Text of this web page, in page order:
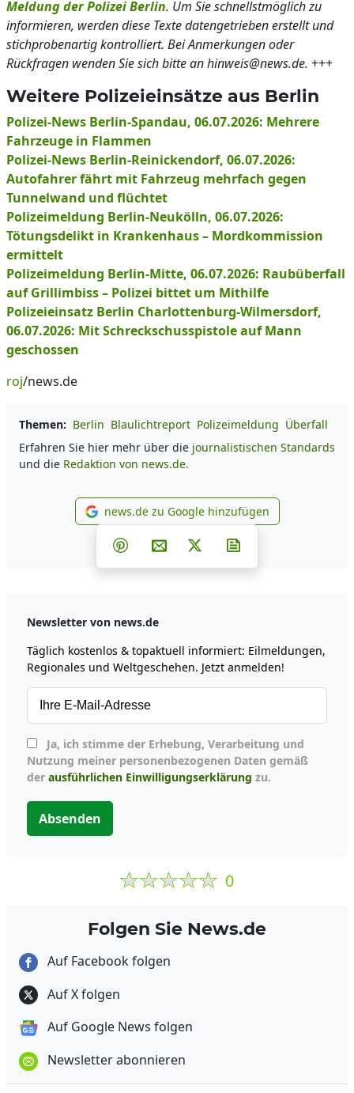
Meldung der Polizei Berlin. Um Sie schnellstmöglich zu
informieren, werden diese Texte datengetrieben erstellt und
stichprobenartig kontrolliert. Bei Anmerkungen oder
Rückfragen wenden Sie sich bitte an hinweis@news.de. +++
Weitere Polizeieinsätze aus Berlin
Polizei-News Berlin-Spandau, 06.07.2026: Mehrere
Fahrzeuge in Flammen
Polizei-News Berlin-Reinickendorf, 06.07.2026:
Autofahrer fährt mit Fahrzeug mehrfach gegen
Tunnelwand und flüchtet
Polizeimeldung Berlin-Neukölln, 06.07.2026:
Tötungsdelikt in Krankenhaus – Mordkommission
ermittelt
Polizeimeldung Berlin-Mitte, 06.07.2026: Raubüberfall
auf Grillimbiss – Polizei bittet um Mithilfe
Polizeieinsatz Berlin Charlottenburg-Wilmersdorf,
06.07.2026: Mit Schreckschusspistole auf Mann
geschossen
roj/news.de
Themen: Berlin Blaulichtreport Polizeimeldung Überfall
Erfahren Sie hier mehr über die journalistischen Standards
und die Redaktion von news.de.
news.de zu Google
news.de zu Google hinzufügen
Teilen auf Facebook
Teilen auf Whatsapp
Teilen auf Telegram
Teilen auf Pinterest
Per E-Mail teilen
Post auf X
Newsletter von news.de
Täglich kostenlos & topaktuell informiert: Eilmeldungen,
Regionales und Weltgeschehen. Jetzt anmelden!
Nutzung meiner personenbezogenen Daten gemäß
der ausführlichen Einwilligungserklärung zu.
Absenden
0
Folgen Sie News.de
Auf Facebook folgen
Auf X folgen
Auf Google News folgen
Newsletter abonnieren